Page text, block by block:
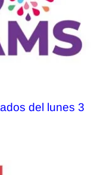
del lunes 3